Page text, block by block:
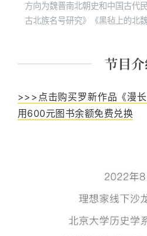
方向为魏晋南北朝史和中国古代
古北族名号研究》《黑毡上的北
>>>点击购买罗新作品《漫
用600元图书余额免费兑换